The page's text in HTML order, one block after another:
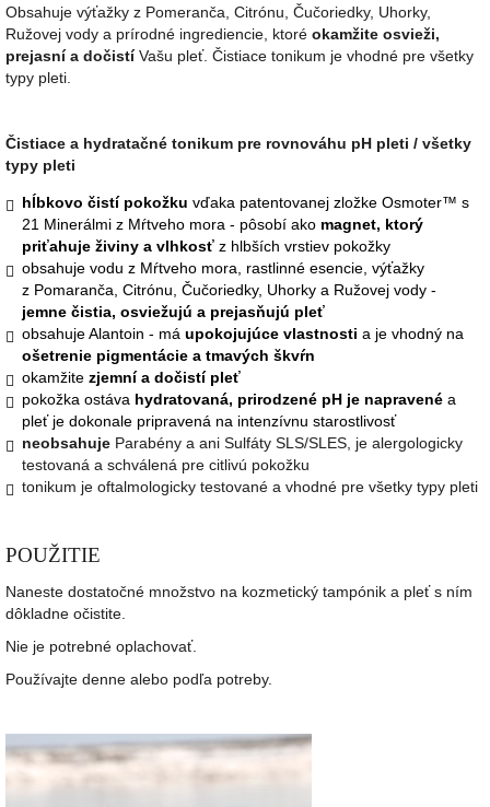
Obsahuje výťažky z Pomeranča, Citrónu, Čučoriedky, Uhorky,
Ružovej vody a prírodné ingrediencie, ktoré okamžite osvieži,
prejasní a dočistíVašu pleť. Čistiace tonikum je vhodné pre všetky
typy pleti.
Čistiace a hydratačné tonikum pre rovnováhu pH pleti / všetky
typy pleti
hĺbkovo čistí pokožku vďaka patentovanej zložke Osmoter™ s
21 Minerálmi z Mŕtveho mora - pôsobí ako magnet, ktorý
priťahuje živiny a vlhkosť z hlbších vrstiev pokožky
obsahuje vodu z Mŕtveho mora, rastlinné esencie, výťažky
z Pomaranča, Citrónu, Čučoriedky, Uhorky a Ružovej vody -
jemne čistia, osviežujú a prejasňujú pleť
obsahuje Alantoin - má upokojujúce vlastnosti a je vhodný na
ošetrenie pigmentácie a tmavých škvŕn
okamžite zjemní a dočistí pleť
pokožka ostáva hydratovaná, prirodzené pH je napravené a
pleť je dokonale pripravená na intenzívnu starostlivosť
neobsahuje Parabény a ani Sulfáty SLS/SLES, je alergologicky
testovaná a schválená pre citlivú pokožku
tonikum je oftalmologicky testované a vhodné pre všetky typy pleti
POUŽITIE
Naneste dostatočné množstvo na kozmetický tampónik a pleť s ním
dôkladne očistite.
Nie je potrebné oplachovať.
Používajte denne alebo podľa potreby.